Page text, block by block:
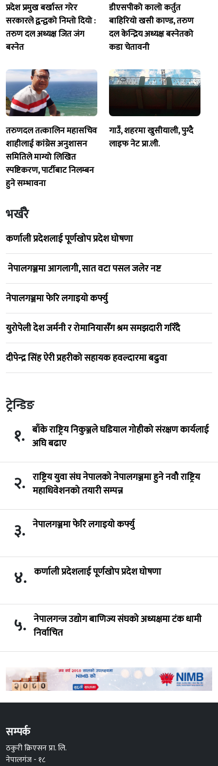
प्रदेश प्रमुख बर्खास्त गरेर
सरकारले द्वन्द्वको निम्तो दियो :
तरुण दल अध्यक्ष जित जंग
बस्नेत
डीएसपीको कालो कर्तुत
बाहिरियो खसी काण्ड, तरुण
दल केन्द्रिय अध्यक्ष बस्नेतको
कडा चेतावनी
तरुणदल तत्कालिन महासचिव
शाहीलाई कांग्रेस अनुशासन
समितिले माग्यो लिखित
स्पष्टिकरण, पार्टीबाट निलम्बन
हुने सम्भावना
गाउँ, शहरमा खुसीयाली, पुग्दै
लाइफ नेट प्रा.ली.
भर्खरै
कर्णाली प्रदेशलाई पूर्णखोप प्रदेश घोषणा
नेपालगञ्जमा आगलागी, सात वटा पसल जलेर नष्ट
नेपालगञ्जमा फेरि लगाइयो कर्फ्यु
युरोपेली देश जर्मनी र रोमानियासँग श्रम समझदारी गरिँदै
दीपेन्द्र सिंह ऐरी प्रहरीको सहायक हवल्दारमा बढुवा
ट्रेन्डिङ
१. बाँके राष्ट्रिय निकुञ्जले घडियाल गोहीको संरक्षण कार्यलाई
अघि बढाए
२. राष्ट्रिय युवा संघ नेपालको नेपालगञ्जमा हुने नवौ राष्ट्रिय
महाधिवेशनको तयारी सम्पन्न
३. नेपालगञ्जमा फेरि लगाइयो कर्फ्यु
४. कर्णाली प्रदेशलाई पूर्णखोप प्रदेश घोषणा
५. नेपालगन्ज उद्योग बाणिज्य संघको अध्यक्षमा टंक धामी
निर्वाचित
सम्पर्क
ठकुरी क्रिएसन प्रा. लि.
नेपालगंज - १८